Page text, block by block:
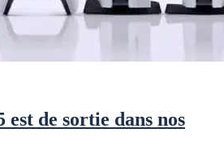
de sortie dans nos